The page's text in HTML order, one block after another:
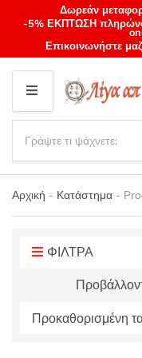
Δωρεάν
-5% ΕΚΠΤΩΣΗ
Επικοινωνήστε
M
E
N
U
Category
name
a
r
c
h
Αρχική - Κατάστημα -
ΦΙΛΤΡΑ